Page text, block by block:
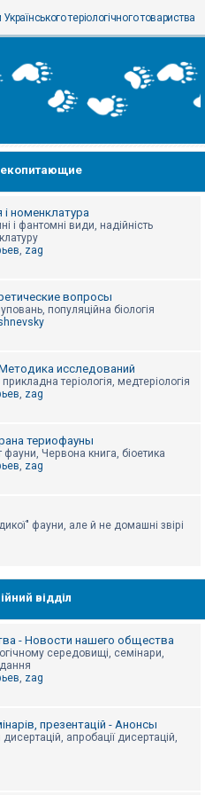
теріологічного товариства
номенклатура
і фантомні види, надійність
, zag
вопросы
популяційна біологія
исследований
теріологія, медтеріологія
, zag
териофауны
Червона книга, біоетика
, zag
фауни, але й не домашні звірі
відділ
- Новости нашего общества
середовищі, семінари,
, zag
презентацій - Анонсы
апробації дисертацій,